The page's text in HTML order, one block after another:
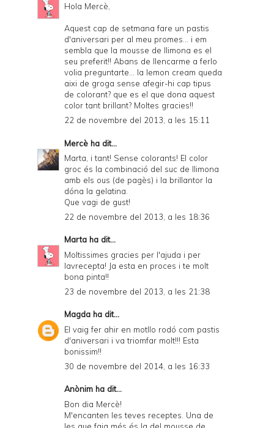
Hola Mercè,
Aquest cap de setmana fare un pastis
d'aniversari per al meu promes... i em
sembla que la mousse de llimona es el
seu preferit!! Abans de llencarme a ferlo
volia preguntarte... la lemon cream queda
aixi de groga sense afegir-hi cap tipus
de colorant? que es el que dona aquest
color tant brillant? Moltes gracies!!
22 de novembre del 2013, a les 15:11
Mercè ha dit...
Marta, i tant! Sense colorants! El color
groc és la combinació del suc de llimona
amb els ous (de pagès) i la brillantor la
dóna la gelatina.
Que vagi de gust!
22 de novembre del 2013, a les 18:36
Marta ha dit...
Moltissimes gracies per l'ajuda i per
lavrecepta! Ja esta en proces i te molt
bona pinta!!
23 de novembre del 2013, a les 21:38
Magda ha dit...
El vaig fer ahir en motllo rodó com pastis
d'aniversari i va triomfar molt!!! Esta
bonissim!!
30 de novembre del 2014, a les 16:33
Anònim ha dit...
Bon dia Mercè!
M'encanten les teves receptes. Una de